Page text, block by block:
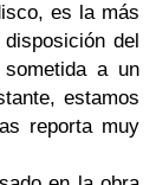
es la más
del
a un
estamos
reporta muy